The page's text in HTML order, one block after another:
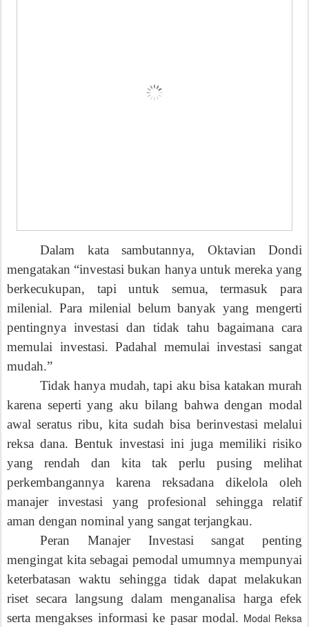
Dalam kata sambutannya, Oktavian Dondi
mengatakan “investasi bukan hanya untuk mereka yang
berkecukupan, tapi untuk semua, termasuk para
milenial. Para milenial belum banyak yang mengerti
pentingnya investasi dan tidak tahu bagaimana cara
memulai investasi. Padahal memulai investasi sangat
mudah.”
Tidak hanya mudah, tapi aku bisa katakan murah
karena seperti yang aku bilang bahwa dengan modal
awal seratus ribu, kita sudah bisa berinvestasi melalui
reksa dana. Bentuk investasi ini juga memiliki risiko
yang rendah dan kita tak perlu pusing melihat
perkembangannya karena reksadana dikelola oleh
manajer investasi yang profesional sehingga relatif
aman dengan nominal yang sangat terjangkau.
Peran Manajer Investasi sangat penting
mengingat kita sebagai pemodal umumnya mempunyai
keterbatasan waktu sehingga tidak dapat melakukan
riset secara langsung dalam menganalisa harga efek
serta mengakses informasi ke pasar modal. Modal Reksa